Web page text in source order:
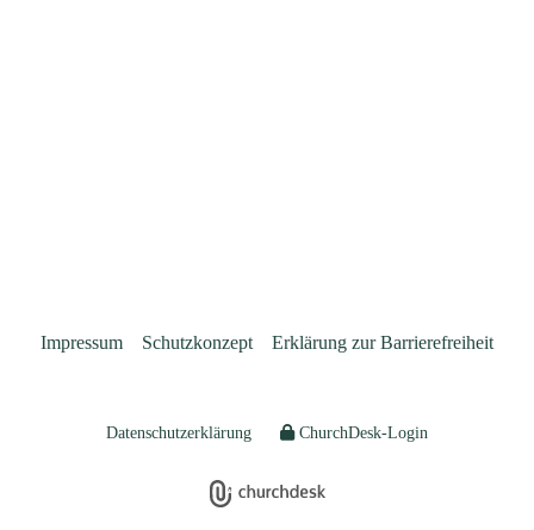
Impressum Schutzkonzept Erklärung zur Barrierefreiheit
Datenschutzerklärung ChurchDesk-Login